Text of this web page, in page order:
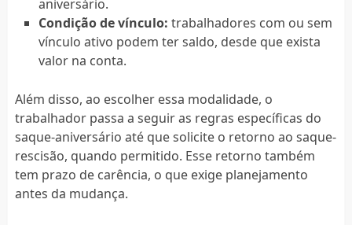
aniversário.
Condição de vínculo: trabalhadores com ou sem
vínculo ativo podem ter saldo, desde que exista
valor na conta.
Além disso, ao escolher essa modalidade, o
trabalhador passa a seguir as regras específicas do
saque-aniversário até que solicite o retorno ao saque-
rescisão, quando permitido. Esse retorno também
tem prazo de carência, o que exige planejamento
antes da mudança.